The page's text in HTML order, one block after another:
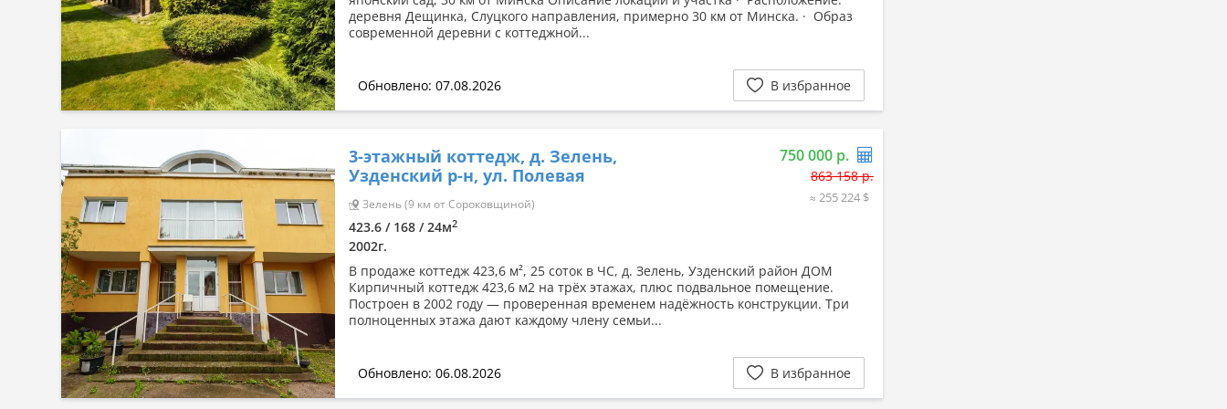
деревня Дещинка, Слуцкого направления, примерно 30 км от Минска. · Образ
современной деревни с коттеджной...
Обновлено: 07.08.2026 В избранное
3-этажный коттедж, д. Зелень,
Узденский р-н, ул. Полевая
Зелень (9 км от Сороковщиной)
750 000 р.
863 158 р.
≈ 255 224 $
423.6 / 168 / 24м2
2002г.
В продаже коттедж 423,6 м², 25 соток в ЧС, д. Зелень, Узденский район ДОМ
Кирпичный коттедж 423,6 м2 на трёх этажах, плюс подвальное помещение.
Построен в 2002 году — проверенная временем надёжность конструкции. Три
полноценных этажа дают каждому члену семьи...
Обновлено: 06.08.2026 В избранное